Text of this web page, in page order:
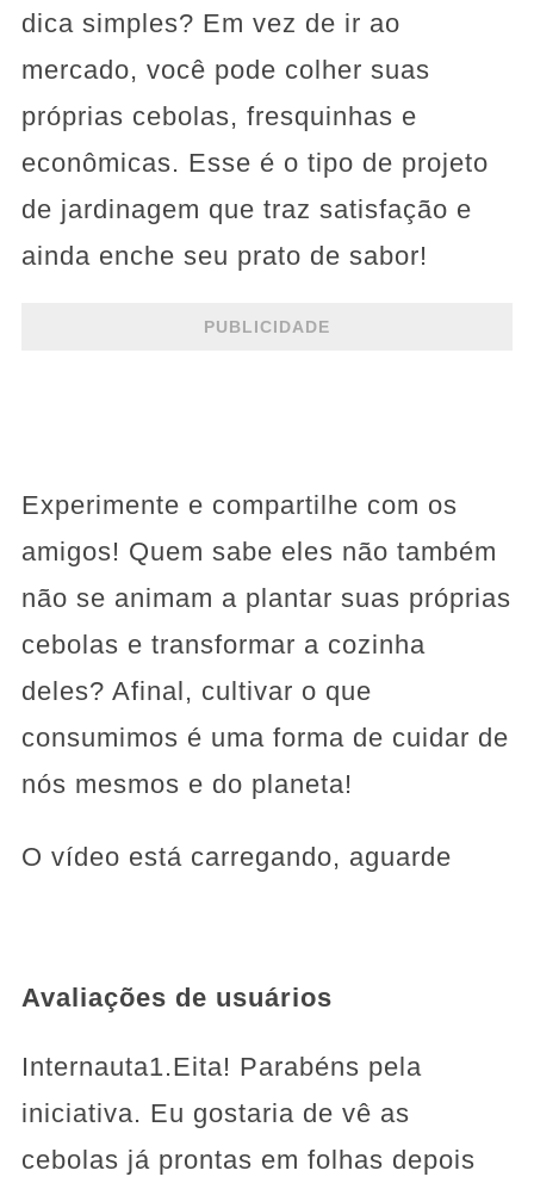
dica simples? Em vez de ir ao
mercado, você pode colher suas
próprias cebolas, fresquinhas e
econômicas. Esse é o tipo de projeto
de jardinagem que traz satisfação e
ainda enche seu prato de sabor!
PUBLICIDADE
Experimente e compartilhe com os
amigos! Quem sabe eles não também
não se animam a plantar suas próprias
cebolas e transformar a cozinha
deles? Afinal, cultivar o que
consumimos é uma forma de cuidar de
nós mesmos e do planeta!
O vídeo está carregando, aguarde
Avaliações de usuários
Internauta1.Eita! Parabéns pela
iniciativa. Eu gostaria de vê as
cebolas já prontas em folhas depois